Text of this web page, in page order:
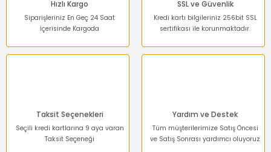
Hızlı Kargo
Siparişleriniz En Geç 24 Saat
İçerisinde Kargoda
SSL ve Güvenlik
Kredi kartı bilgileriniz 256bit SSL
sertifikası ile korunmaktadır.
Taksit Seçenekleri
Seçili kredi kartlarına 9 aya varan
Taksit Seçeneği
Yardım ve Destek
Tüm müşterilerimize Satış Öncesi
ve Satış Sonrası yardımcı oluyoruz